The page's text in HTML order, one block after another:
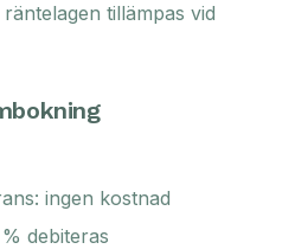
tillämpas vid
ingen kostnad
debiteras